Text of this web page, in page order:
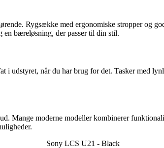
Rygsække med ergonomiske stropper og
bæreløsning, der passer til din stil.
i udstyret, når du har brug for det. Tasker med
Mange moderne modeller kombinerer
Sony LCS U21 - Black